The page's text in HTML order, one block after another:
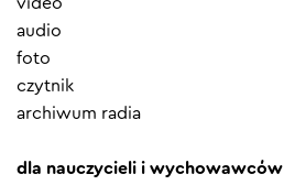
audio
foto
czytnik
archiwum radia
dla nauczycieli i wychowawców